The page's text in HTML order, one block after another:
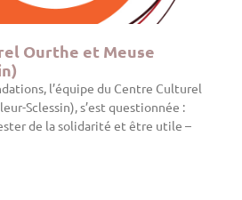
Ourthe et Meuse
l’équipe du Centre Culturel
Sclessin), s’est questionnée :
de la solidarité et être utile –